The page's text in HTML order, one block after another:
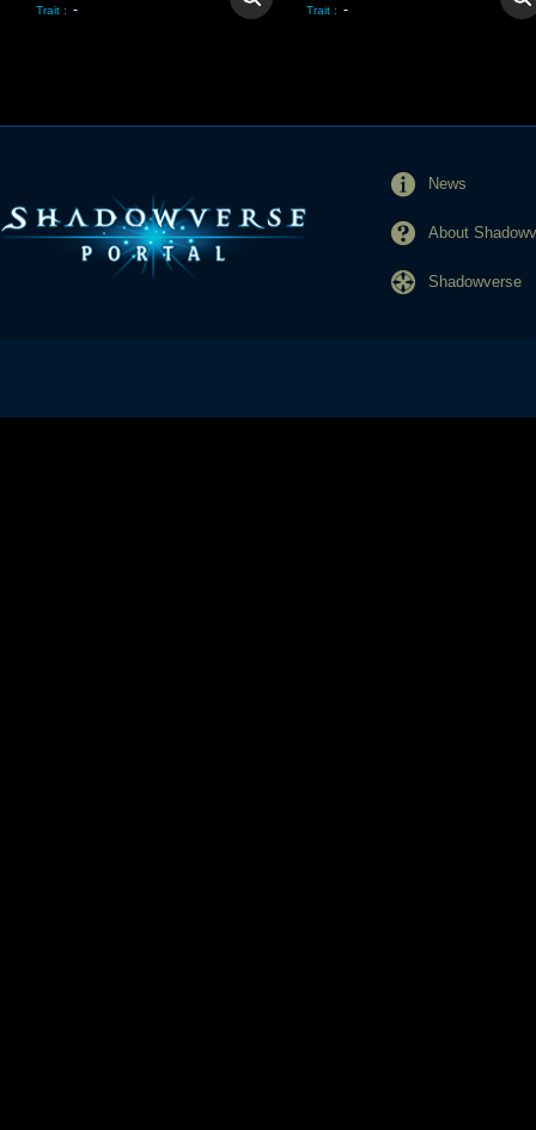
Trait : - Trait : -
News
About
Shadowverse